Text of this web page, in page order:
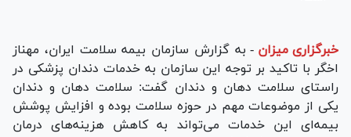
خبرگزاری میزان - به گزارش سازمان بیمه سلامت ایران، مهناز
اخگر با تاکید بر توجه این سازمان به خدمات دندان پزشکی در
راستای سلامت دهان و دندان گفت: سلامت دهان و دندان
یکی از موضوعات مهم در حوزه سلامت بوده و افزایش پوشش
بیمه‌ای این خدمات می‌تواند به کاهش هزینه‌های درمان